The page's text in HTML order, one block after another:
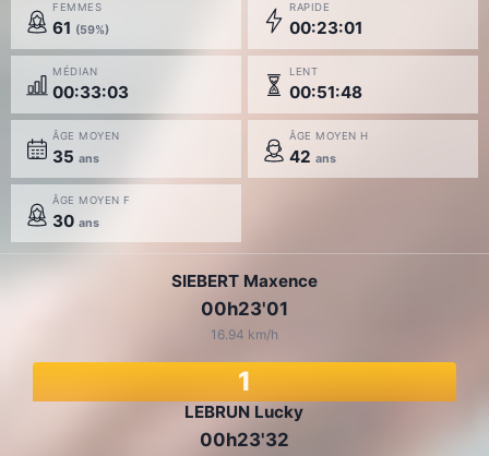
FEMMES
61 (59%)
RAPIDE
00:23:01
MÉDIAN
00:33:03
LENT
00:51:48
ÂGE MOYEN
35 ans
ÂGE MOYEN H
42 ans
ÂGE MOYEN F
30 ans
LEBRUN Lucky
00h23'32
SIEBERT Maxence
00h23'01
16.94 km/h
1